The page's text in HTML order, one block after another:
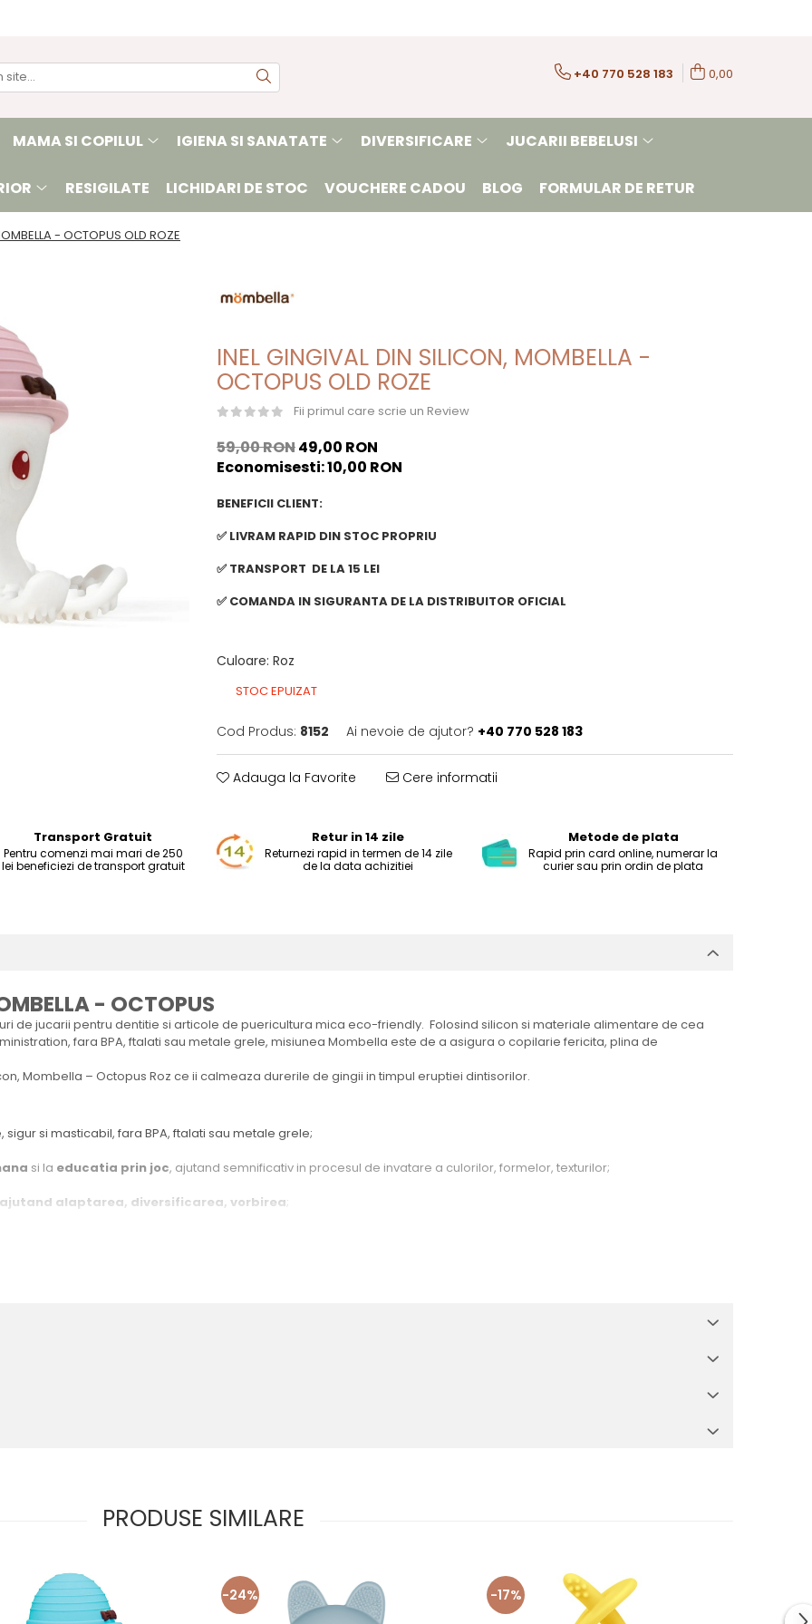
+40 770 528 183 0,00
MAMA SI COPILUL IGIENA SI SANATATE DIVERSIFICARE JUCARII BEBELUSI
RESIGILATE LICHIDARI DE STOC VOUCHERE CADOU BLOG FORMULAR DE RETUR
- OCTOPUS OLD ROZE
INEL GINGIVAL DIN SILICON, MOMBELLA -
OCTOPUS OLD ROZE
Fii primul care scrie un Review
59,00 RON49,00 RON
Economisesti:10,00 RON
BENEFICII CLIENT:
✅ LIVRAM RAPID DIN STOC PROPRIU
✅ TRANSPORT DE LA 15 LEI
✅ COMANDA IN SIGURANTA DE LA DISTRIBUITOR OFICIAL
Culoare: Roz
STOC EPUIZAT
Cod Produs: 8152 Ai nevoie de ajutor? +40 770 528 183
Adauga la Favorite Cere informatii
Transport Gratuit
Pentru comenzi mai mari de 250
lei beneficiezi de transport gratuit
Retur in 14 zile
Returnezi rapid in termen de 14 zile
de la data achizitiei
Metode de plata
Rapid prin card online, numerar la
curier sau prin ordin de plata
- OCTOPUS
de jucarii pentru dentitie si articole de puericultura mica eco-friendly. Folosind silicon si materiale alimentare de cea
fara BPA, ftalati sau metale grele, misiunea Mombella este de a asigura o copilarie fericita, plina de
Mombella – Octopus Roz ce ii calmeaza durerile de gingii in timpul eruptiei dintisorilor.
si masticabil, fara BPA, ftalati sau metale grele;
si la educatia prin joc, ajutand semnificativ in procesul de invatare a culorilor, formelor, texturilor;
alaptarea, diversificarea, vorbirea;
PRODUSE SIMILARE
-24% -17%